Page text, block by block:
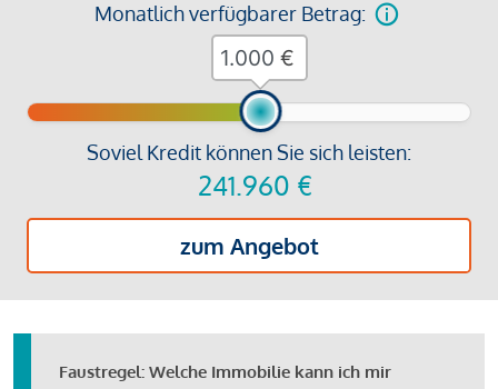
Monatlich verfügbarer Betrag:
Soviel Kredit können Sie sich leisten:
241.960 €
zum Angebot
€
Faustregel: Welche Immobilie kann ich mir